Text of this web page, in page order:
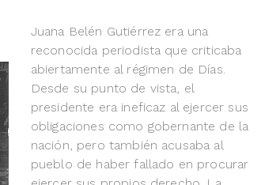
Juana Belén Gutiérrez era una
reconocida periodista que criticaba
abiertamente al régimen de Días.
Desde su punto de vista, el
presidente era ineficaz al ejercer sus
obligaciones como gobernante de la
nación, pero también acusaba al
pueblo de haber fallado en procurar